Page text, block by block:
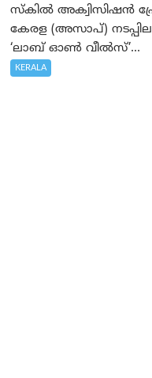
സ്കിൽ അക്വിസിഷൻ
കേരള (അസാപ്)
‘ലാബ് ഓൺ വീൽസ്’...
KERALA